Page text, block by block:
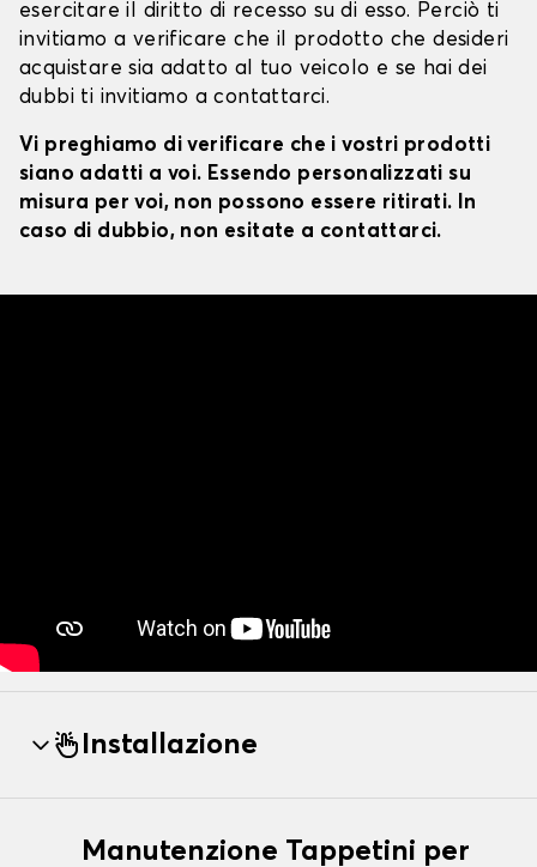
esercitare il diritto di recesso su di esso. Perciò ti
invitiamo a verificare che il prodotto che desideri
acquistare sia adatto al tuo veicolo e se hai dei
dubbi ti invitiamo a contattarci.
Vi preghiamo di verificare che i vostri prodotti
siano adatti a voi. Essendo personalizzati su
misura per voi, non possono essere ritirati. In
caso di dubbio, non esitate a contattarci.
Installazione
Manutenzione Tappetini per